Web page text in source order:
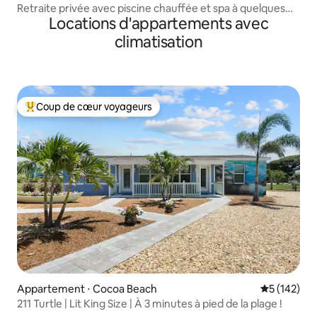
Retraite privée avec piscine chauffée et spa à quelques
pas de la plage
Locations d'appartements avec
climatisation
Coups de cœur voyageurs les plus appréciés
Coup de cœur voyageurs
Appartement ⋅ Cocoa Beach Évaluation
5 (142)
211 Turtle | Lit King Size | À 3 minutes à pied de la plage !